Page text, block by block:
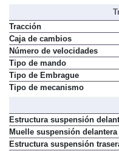
Tracción
Caja de cambios
Número de velocidades
Tipo de mando
Tipo de Embrague
Tipo de mecanismo
Estructura suspensión
Muelle suspensión delantera
Estructura suspensión